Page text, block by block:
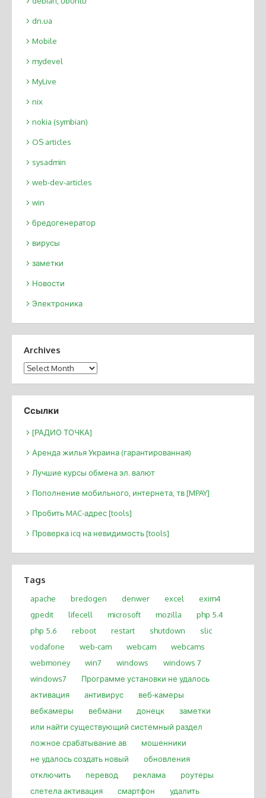
dn.ua
Mobile
mydevel
MyLive
nix
nokia (symbian)
OS articles
sysadmin
web-dev-articles
win
бредогенератор
вирусы
заметки
Новости
Электроника
Archives
Archives
Ссылки
[РАДИО ТОЧКА]
Аренда жилья Украина (гарантированная)
Лучшие курсы обмена эл. валют
Пополнение мобильного, интернета, тв [MPAY]
Пробить MAC-адрес [tools]
Проверка icq на невидимость [tools]
Tags
apache bredogen denwer excel
exim4
gpedit
lifecell microsoft mozilla
php 5.4
php 5.6
reboot restart shutdown
slic
vodafone
web-cam webcam
webcams
webmoney
win7 windows
windows 7
windows7
Программе установки не удалось
активация
антивирус
веб-камеры
вебкамеры
вебмани донецк
заметки
или найти существующий системный раздел
ложное срабатывание ав
мошенники
не удалось создать новый
обновления
отключить
перевод реклама
роутеры
слетела активация
смартфон удалить